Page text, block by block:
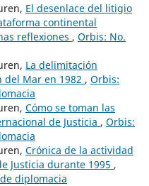
El desenlace del litigio
continental
reflexiones , Orbis: No.
La delimitación
del Mar en 1982 , Orbis:
Cómo se toman las
de Justicia , Orbis:
Crónica de la actividad
Justicia durante 1995 ,
diplomacia